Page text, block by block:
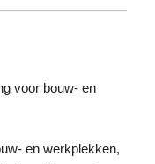
voor bouw- en
en werkplekken,